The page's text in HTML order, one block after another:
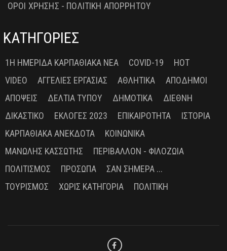
ΟΡΟΙ ΧΡΗΣΗΣ - ΠΟΛΙΤΙΚΗ ΑΠΟΡΡΗΤΟΥ
ΚΑΤΗΓΟΡΙΕΣ
1Η ΗΜΕΡΊΔΑ ΚΑΡΠΑΘΙΑΚΆ ΝΈΑ COVID-19
HOT
VIDEO
ΑΓΓΕΛΊΕΣ ΕΡΓΑΣΊΑΣ ΑΘΛΗΤΙΚΆ
ΑΠΌΔΗΜΟΙ
ΑΠΌΨΕΙΣ
ΔΕΛΤΊΑ ΤΎΠΟΥ ΔΗΜΟΤΙΚΆ
ΔΙΕΘΝΉ
ΔΙΚΑΣΤΙΚΌ
ΕΚΛΟΓΈΣ 2023 ΕΠΙΚΑΙΡΌΤΗΤΑ
ΙΣΤΟΡΊΑ
ΚΑΡΠΑΘΙΑΚΆ ΑΝΈΚΔΟΤΑ
ΚΟΙΝΩΝΙΚΆ
ΜΑΝΏΛΗΣ ΚΑΣΣΏΤΗΣ
ΠΕΡΙΒΆΛΛΟΝ - ΦΙΛΟΖΩΊΑ
ΠΟΛΙΤΙΣΜΌΣ
ΠΡΌΣΩΠΑ
ΣΑΝ ΣΉΜΕΡΑ ...
ΤΟΥΡΙΣΜΌΣ
ΧΩΡΊΣ ΚΑΤΗΓΟΡΊΑ ΠΟΛΙΤΙΚΉ